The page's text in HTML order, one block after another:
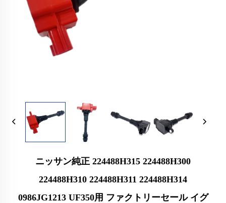
ニッサン純正 224488H315 224488H300
224488H310 224488H311 224488H314
0986JG1213 UF350用 ファクトリーセール イグ